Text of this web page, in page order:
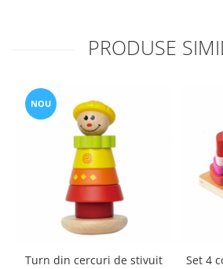
PRODUSE
NOU
Turn din cercuri de stivuit
Set 4